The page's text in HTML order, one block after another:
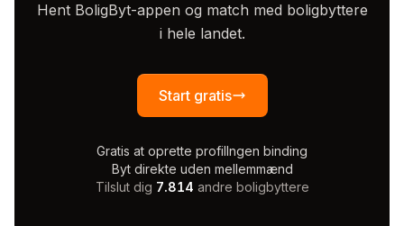
Hent BoligByt-appen og match med boligbyttere
i hele landet.
Start gratis
Gratis at oprette profilIngen binding
Byt direkte uden mellemmænd
Tilslut dig 7.814 andre boligbyttere